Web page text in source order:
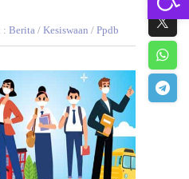
: Berita / Kesiswaan / Ppdb